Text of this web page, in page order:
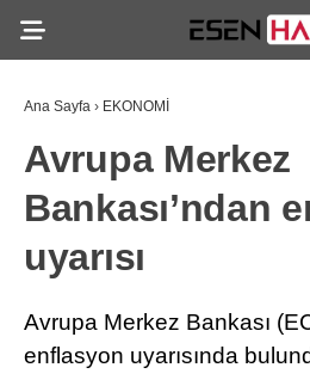
Ana Sayfa › EKONOMİ
Avrupa Merkez
Bankası’ndan
uyarısı
Avrupa Merkez Bankası
enflasyon uyarısında